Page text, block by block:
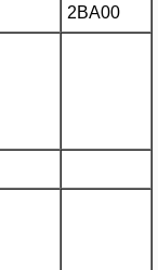
2BA00